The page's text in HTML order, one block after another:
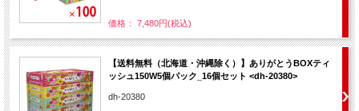
価格： 7,480円(税込)
【送料無料（北海道・沖縄除く）】ありがとうBOXティ
ッシュ150W5個パック_16個セット <dh-20380>
dh-20380